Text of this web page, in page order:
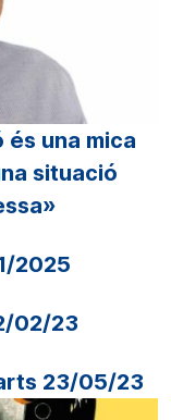
és una mica
situació
2025
02/23
23/05/23